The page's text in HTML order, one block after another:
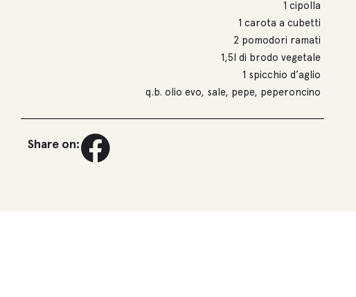
1 cipolla
1 carota a cubetti
2 pomodori ramati
1,5l di brodo vegetale
1 spicchio d’aglio
q.b. olio evo, sale, pepe, peperoncino
Share on: